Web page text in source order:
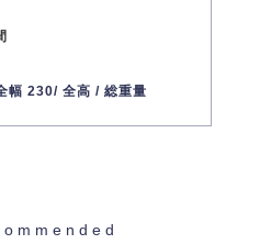
幅 230/ 全高 / 総重量